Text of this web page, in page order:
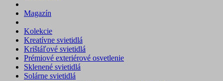
Magazín
Kolekcie
Kreatívne svietidlá
Krištáľové svietidlá
Prémiové exteriérové osvetlenie
Sklenené svietidlá
Solárne svietidlá